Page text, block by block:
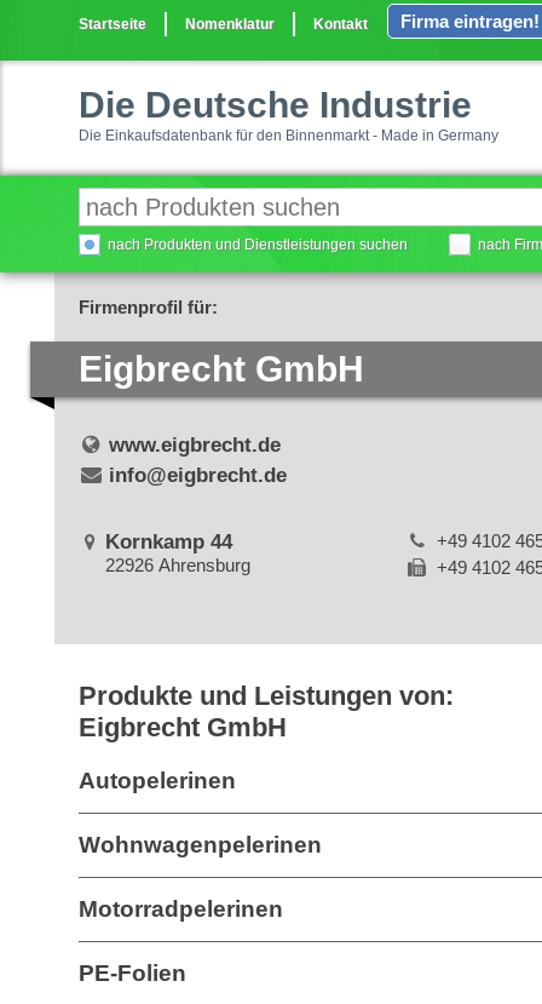
Startseite Nomenklatur Kontakt Firma eintragen!
Die Deutsche Industrie
Die Einkaufsdatenbank für den Binnenmarkt - Made in Germany
nach Produkten und Dienstleistungen suchen nach
Firmenprofil für:
Eigbrecht GmbH
www.eigbrecht.de
info@eigbrecht.de
Kornkamp 44
22926 Ahrensburg
+49 4102
+49 4102
Produkte und Leistungen von:
Eigbrecht GmbH
Autopelerinen
Wohnwagenpelerinen
Motorradpelerinen
PE-Folien